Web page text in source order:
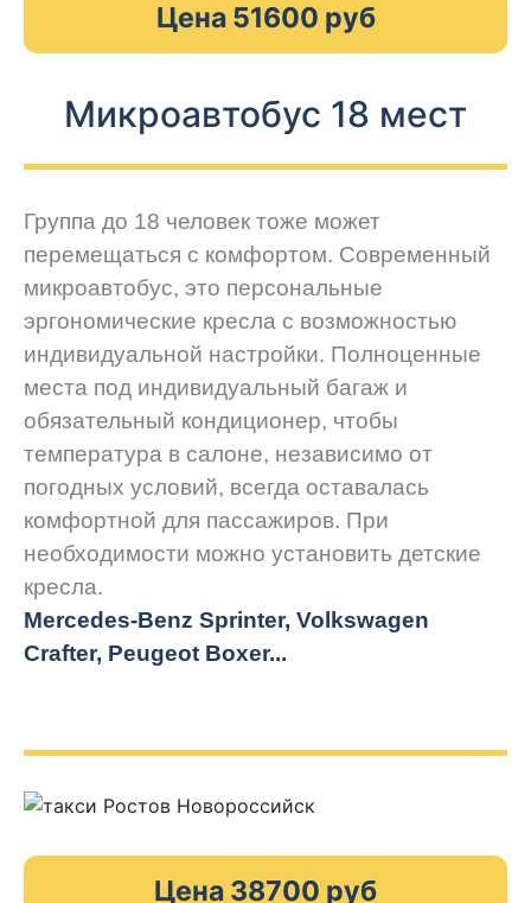
Цена 51600 руб
Микроавтобус 18 мест
Группа до 18 человек тоже может
перемещаться с комфортом. Современный
микроавтобус, это персональные
эргономические кресла с возможностью
индивидуальной настройки. Полноценные
места под индивидуальный багаж и
обязательный кондиционер, чтобы
температура в салоне, независимо от
погодных условий, всегда оставалась
комфортной для пассажиров. При
необходимости можно установить детские
кресла.
Mercedes-Benz Sprinter, Volkswagen
Crafter, Peugeot Boxer...
Цена 38700 руб